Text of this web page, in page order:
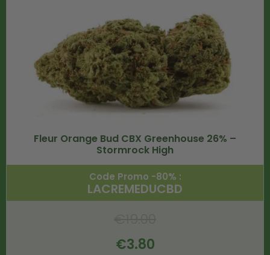
Fleur Orange Bud CBX Greenhouse 26% –
Stormrock High
Code Promo -80% :
LACREMEDUCBD
€3.80